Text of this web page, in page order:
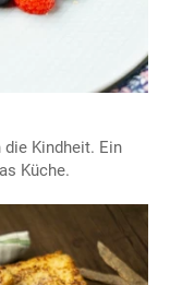
Kindheit. Ein
Küche.